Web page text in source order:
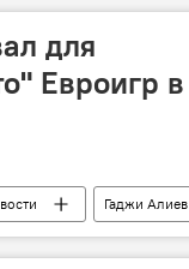
для
Евроигр в
Гаджи Алиев